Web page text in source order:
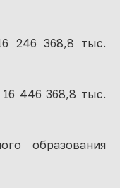
246 368,8 тыс.
446 368,8 тыс.
образования